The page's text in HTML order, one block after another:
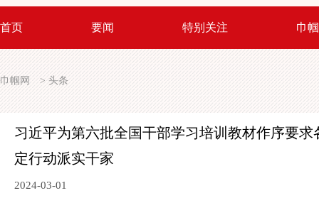
首页 要闻 特别关注 巾
巾帼网 > 头条
习近平为第六批全国干部学习培训教材作序要求
定行动派实干家
2024-03-01